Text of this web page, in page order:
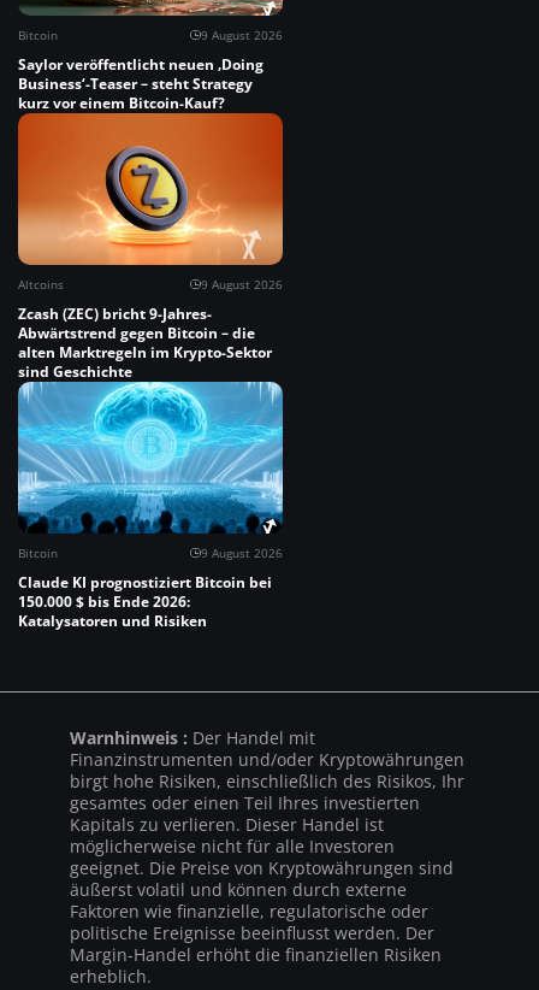
Bitcoin 9 August 2026
Saylor veröffentlicht neuen ‚Doing
Business‘-Teaser – steht Strategy
kurz vor einem Bitcoin-Kauf?
Altcoins 9 August 2026
Zcash (ZEC) bricht 9-Jahres-
Abwärtstrend gegen Bitcoin – die
alten Marktregeln im Krypto-Sektor
sind Geschichte
Bitcoin 9 August 2026
Claude KI prognostiziert Bitcoin bei
150.000 $ bis Ende 2026:
Katalysatoren und Risiken
Warnhinweis : Der Handel mit
Finanzinstrumenten und/oder Kryptowährungen
birgt hohe Risiken, einschließlich des Risikos, Ihr
gesamtes oder einen Teil Ihres investierten
Kapitals zu verlieren. Dieser Handel ist
möglicherweise nicht für alle Investoren
geeignet. Die Preise von Kryptowährungen sind
äußerst volatil und können durch externe
Faktoren wie finanzielle, regulatorische oder
politische Ereignisse beeinflusst werden. Der
Margin-Handel erhöht die finanziellen Risiken
erheblich.